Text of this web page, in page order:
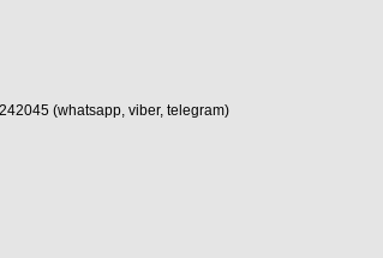
(whatsapp, viber, telegram)